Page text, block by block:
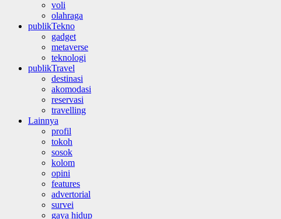
voli
olahraga
publikTekno
gadget
metaverse
teknologi
publikTravel
destinasi
akomodasi
reservasi
travelling
Lainnya
profil
tokoh
sosok
kolom
opini
features
advertorial
survei
gaya hidup